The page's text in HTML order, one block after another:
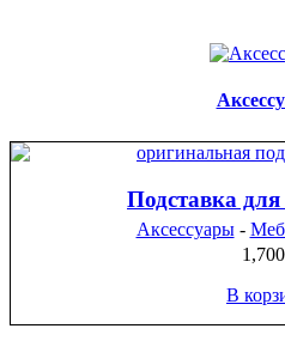
Подставка
Аксессуары-
1,700
В